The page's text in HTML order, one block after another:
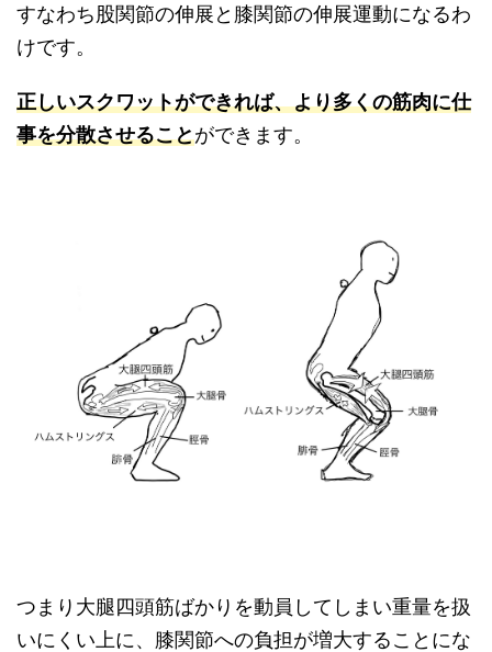
すなわち股関節の伸展と膝関節の伸展運動になるわ
けです。
正しいスクワットができれば、より多くの筋肉に仕
事を分散させることができます。
つまり大腿四頭筋ばかりを動員してしまい重量を扱
いにくい上に、膝関節への負担が増大することにな